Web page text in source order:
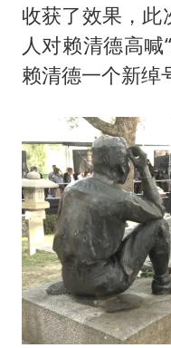
收获了效果，此
人对赖清德高喊
赖清德一个新绰